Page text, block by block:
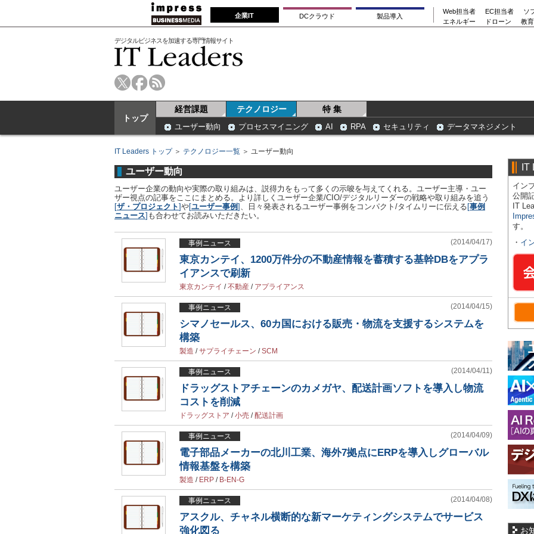
企業IT DCクラウド 製品導入
Web担当者 EC担当者
ソ
エネルギー
ドローン 教
デジタルビジネスを加速する専門情報サイト
トップ
経営課題 テクノロジー 特 集
ユーザー動向 プロセスマイニング AI RPA セキュリティ データマネジメント
IT Leaders トップ＞ テクノロジー一覧 ＞ ユーザー動向
ユーザー動向
ユーザー企業の動向や実際の取り組みは、説得力をもって多くの示唆を与えてくれる。ユーザー主導・ユー
ザー視点の記事をここにまとめる。より詳しくユーザー企業/CIO/デジタルリーダーの戦略や取り組みを追う
[ザ・プロジェクト]や[ユーザー事例] 、日々発表されるユーザー事例をコンパクト/タイムリーに伝える [事例
ニュース] も合わせてお読みいただきたい。
事例ニュース (2014/04/17)
東京カンテイ、1200万件分の不動産情報を蓄積する基幹DBをアプラ
イアンスで刷新
東京カンテイ /不動産 / アプライアンス
事例ニュース (2014/04/15)
シマノセールス、60カ国における販売・物流を支援するシステムを
構築
製造 /サプライチェーン /SCM
事例ニュース (2014/04/11)
ドラッグストアチェーンのカメガヤ、配送計画ソフトを導入し物流
コストを削減
ドラッグストア /小売 /配送計画
事例ニュース (2014/04/09)
電子部品メーカーの北川工業、海外7拠点にERPを導入しグローバル
情報基盤を構築
製造 / ERP / B-EN-G
事例ニュース (2014/04/08)
アスクル、チャネル横断的な新マーケティングシステムでサービス
強化図る
IT
イン
公開
IT
す。
・ イ
お